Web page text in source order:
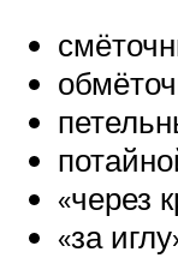
«через
«за